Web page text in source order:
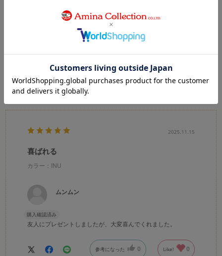
絞り込み
2025.11.15
喜ばれる
カラー：INU
ムンムン
購入確認済み
友人にプレゼントしましたが、大変喜んでくれました。
参考になった 0 Like! 0